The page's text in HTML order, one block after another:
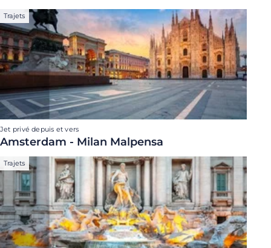
Trajets
Jet privé depuis et vers
Amsterdam - Milan Malpensa
Trajets